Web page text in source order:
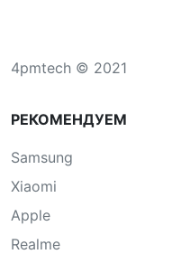
4pmtech © 2021
РЕКОМЕНДУЕМ
Samsung
Xiaomi
Apple
Realme